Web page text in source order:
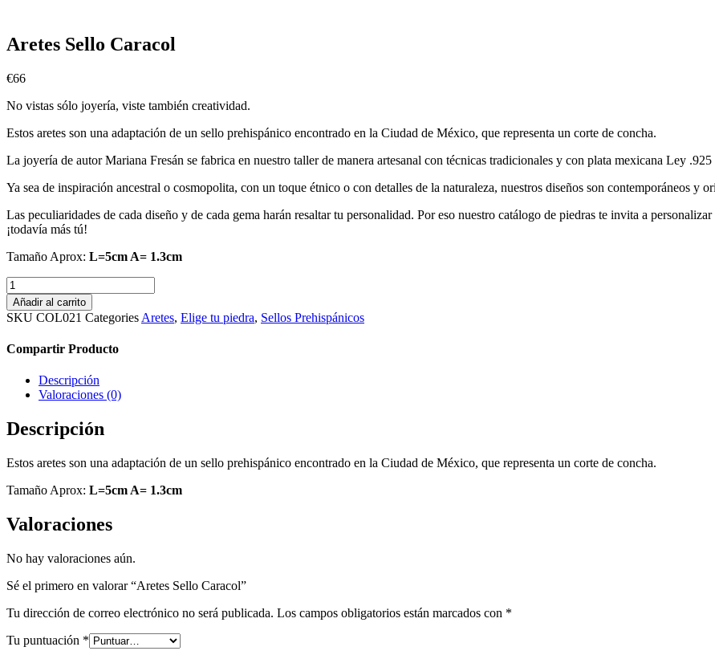
Aretes Sello Caracol
€66
No vistas sólo joyería, viste también creatividad.
Estos aretes son una adaptación de un sello prehispánico encontrado en la Ciudad de México, que representa un corte de concha.
La joyería de autor Mariana Fresán se fabrica en nuestro taller de manera artesanal con técnicas tradicionales y con plata mexicana Ley .925
Ya sea de inspiración ancestral o cosmopolita, con un toque étnico o con detalles de la naturaleza, nuestros diseños son contemporáneos y
Las peculiaridades de cada diseño y de cada gema harán resaltar tu personalidad. Por eso nuestro catálogo de piedras te invita a
¡todavía más tú!
Tamaño Aprox: L=5cm A= 1.3cm
Aretes
Sello
Caracol
cantidad
Añadir al carrito
SKU COL021 Categories Aretes, Elige tu piedra, Sellos Prehispánicos
Compartir Producto
Descripción
Valoraciones (0)
Descripción
Estos aretes son una adaptación de un sello prehispánico encontrado en la Ciudad de México, que representa un corte de concha.
Tamaño Aprox: L=5cm A= 1.3cm
Valoraciones
No hay valoraciones aún.
Sé el primero en valorar “Aretes Sello Caracol”
Tu dirección de correo electrónico no será publicada. Los campos obligatorios están marcados con *
Tu puntuación *